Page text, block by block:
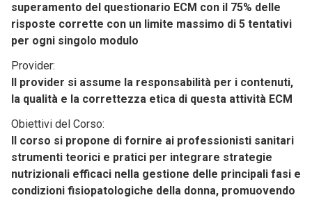
superamento del questionario ECM con il 75% delle
risposte corrette con un limite massimo di 5 tentativi
per ogni singolo modulo
Provider:
Il provider si assume la responsabilità per i contenuti,
la qualità e la correttezza etica di questa attività ECM
Obiettivi del Corso:
Il corso si propone di fornire ai professionisti sanitari
strumenti teorici e pratici per integrare strategie
nutrizionali efficaci nella gestione delle principali fasi e
condizioni fisiopatologiche della donna, promuovendo